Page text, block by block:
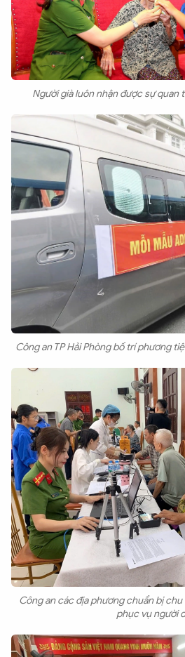
Người già luôn nhận được sự quan
Công an TP Hải Phòng bố trí phương
Công an các địa phương chuẩn bị
phục vụ người